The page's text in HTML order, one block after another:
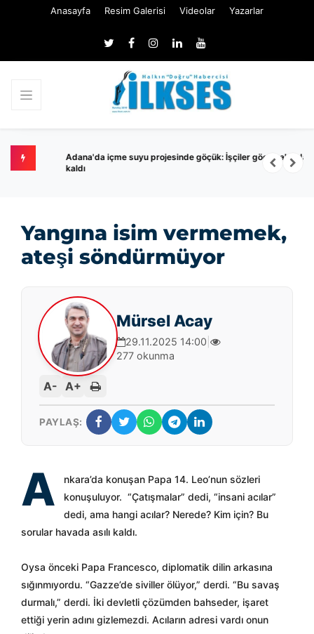
Anasayfa Resim Galerisi Videolar Yazarlar
Adana'da içme suyu projesinde göçük: İşçiler göçük altında
Yangına isim vermemek,
ateşi söndürmüyor
Mürsel Acay
29.11.2025 14:00
277 okunma
A- A+
PAYLAŞ:
A
nkara’da konuşan Papa 14. Leo’nun sözleri
konuşuluyor. “Çatışmalar” dedi, “insani acılar”
dedi, ama hangi acılar? Nerede? Kim için? Bu
sorular havada asılı kaldı.
Oysa önceki Papa Francesco, diplomatik dilin arkasına
sığınmıyordu. “Gazze’de siviller ölüyor,” derdi. “Bu savaş
durmalı,” derdi. İki devletli çözümden bahseder, işaret
ettiği yerin adını gizlemezdi. Acıların adresi vardı onun